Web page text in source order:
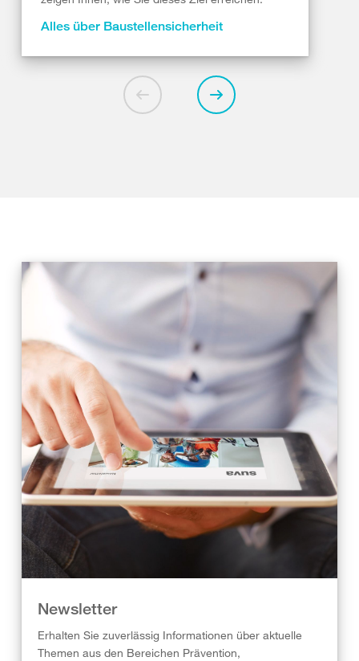
Alles über Baustellensicherheit
Newsletter
Erhalten Sie zuverlässig Informationen über aktuelle
Themen aus den Bereichen Prävention,